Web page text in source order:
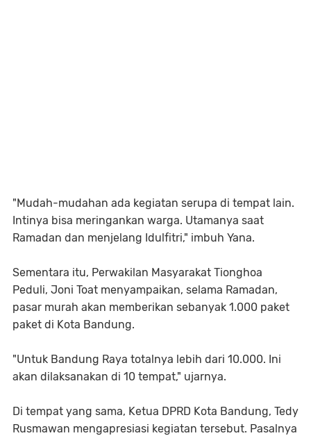
"Mudah-mudahan ada kegiatan serupa di tempat lain.
Intinya bisa meringankan warga. Utamanya saat
Ramadan dan menjelang Idulfitri," imbuh Yana.
Sementara itu, Perwakilan Masyarakat Tionghoa
Peduli, Joni Toat menyampaikan, selama Ramadan,
pasar murah akan memberikan sebanyak 1.000 paket
paket di Kota Bandung.
"Untuk Bandung Raya totalnya lebih dari 10.000. Ini
akan dilaksanakan di 10 tempat," ujarnya.
Di tempat yang sama, Ketua DPRD Kota Bandung, Tedy
Rusmawan mengapresiasi kegiatan tersebut. Pasalnya